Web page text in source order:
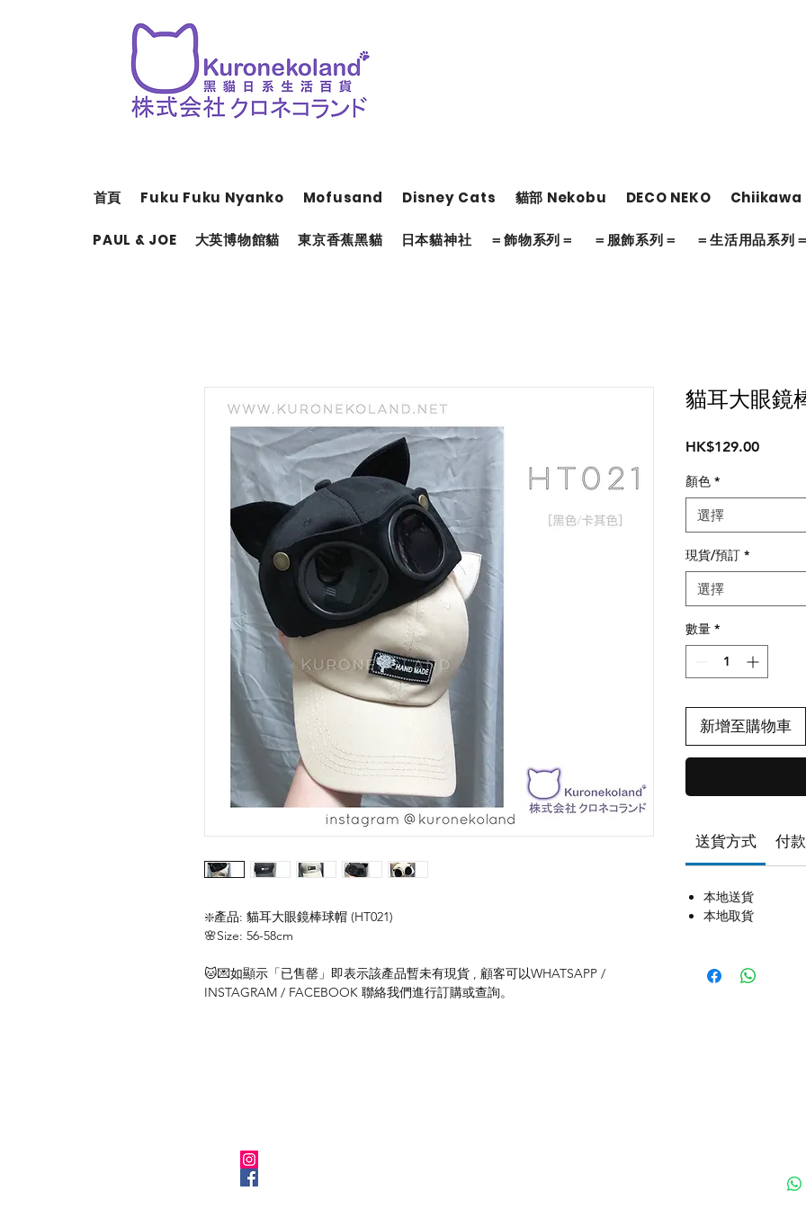
首頁 Fuku Fuku Nyanko Mofusand Disney Cats 貓部 Nekobu DECO NEKO Chiikawa
PAUL & JOE 大英博物館貓 東京香蕉黑貓 日本貓神社 ＝飾物系列＝ ＝服飾系列＝ ＝生活用品系列
❇️產品: 貓耳大眼鏡棒球帽 (HT021)
🌸Size: 56-58cm
🐱💌如顯示「已售罄」即表示該產品暫未有現貨 , 顧客可以WHATSAPP /
INSTAGRAM / FACEBOOK 聯絡我們進行訂購或查詢。
貓耳大眼鏡
HK$129.00價
顏色 *
選擇
現貨/預訂 *
選擇
數量 *
新增至購物車
送貨方式 付
本地送貨
本地取貨